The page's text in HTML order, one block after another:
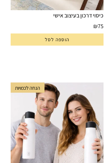
כיסוי דרכון בעיצוב אישי
₪75
הוספה לסל
הנחה לכמויות